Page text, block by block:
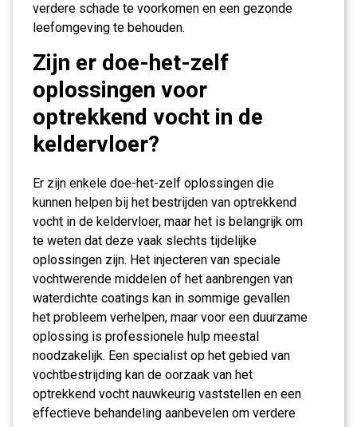
verdere schade te voorkomen en een gezonde
leefomgeving te behouden.
Zijn er doe-het-zelf
oplossingen voor
optrekkend vocht in de
keldervloer?
Er zijn enkele doe-het-zelf oplossingen die
kunnen helpen bij het bestrijden van optrekkend
vocht in de keldervloer, maar het is belangrijk om
te weten dat deze vaak slechts tijdelijke
oplossingen zijn. Het injecteren van speciale
vochtwerende middelen of het aanbrengen van
waterdichte coatings kan in sommige gevallen
het probleem verhelpen, maar voor een duurzame
oplossing is professionele hulp meestal
noodzakelijk. Een specialist op het gebied van
vochtbestrijding kan de oorzaak van het
optrekkend vocht nauwkeurig vaststellen en een
effectieve behandeling aanbevelen om verdere